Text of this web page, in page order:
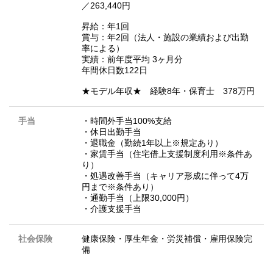
／263,440円
昇給：年1回
賞与：年2回（法人・施設の業績および出勤
率による）
実績：前年度平均 3ヶ月分
年間休日数122日
★モデル年収★ 経験8年・保育士 378万円
手当
・時間外手当100%支給
・休日出勤手当
・退職金（勤続1年以上※規定あり）
・家賃手当（住宅借上支援制度利用※条件あ
り）
・処遇改善手当（キャリア形成に伴って4万
円まで※条件あり）
・通勤手当（上限30,000円）
・介護支援手当
社会保険
健康保険・厚生年金・労災補償・雇用保険完
備